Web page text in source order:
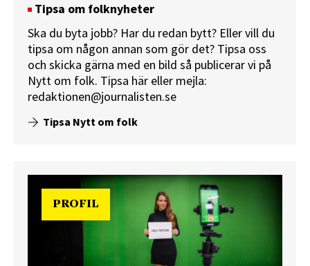
Tipsa om folknyheter
Ska du byta jobb? Har du redan bytt? Eller vill du
tipsa om någon annan som gör det? Tipsa oss
och skicka gärna med en bild så publicerar vi på
Nytt om folk. Tipsa här eller mejla:
redaktionen@journalisten.se
Tipsa Nytt om folk
PROFIL